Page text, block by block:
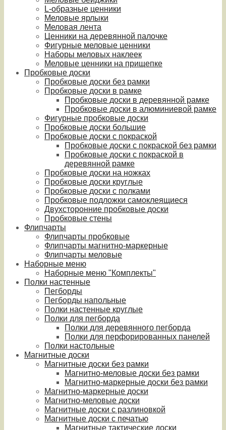
L-образные ценники
Меловые ярлыки
Меловая лента
Ценники на деревянной палочке
Фигурные меловые ценники
Наборы меловых наклеек
Меловые ценники на прищепке
Пробковые доски
Пробковые доски без рамки
Пробковые доски в рамке
Пробковые доски в деревянной рамке
Пробковые доски в алюминиевой рамке
Фигурные пробковые доски
Пробковые доски большие
Пробковые доски с покраской
Пробковые доски с покраской без рамки
Пробковые доски с покраской в
деревянной рамке
Пробковые доски на ножках
Пробковые доски круглые
Пробковые доски с полками
Пробковые подложки самоклеящиеся
Двухсторонние пробковые доски
Пробковые стены
Флипчарты
Флипчарты пробковые
Флипчарты магнитно-маркерные
Флипчарты меловые
Наборные меню
Наборные меню "Комплекты"
Полки настенные
Пегборды
Пегборды напольные
Полки настенные круглые
Полки для пегборда
Полки для деревянного пегборда
Полки для перфорированных панелей
Полки настольные
Магнитные доски
Магнитные доски без рамки
Магнитно-меловые доски без рамки
Магнитно-маркерные доски без рамки
Магнитно-маркерные доски
Магнитно-меловые доски
Магнитные доски с разлиновкой
Магнитные доски с печатью
Магнитные тактические доски